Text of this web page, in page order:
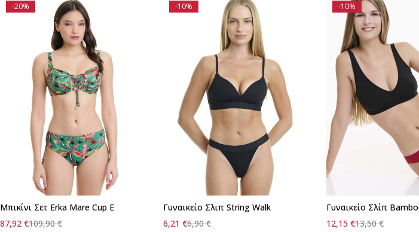
-20%
Γρήγορη προσθήκη στο καλάθι
54
Μπικίνι Σετ Erka Mare Cup E
109,90€
87,92 €
-10%
Γυναικείο Σλιπ String Walk
6,90€
6,21 €
-10%
Γρήγορη προσθήκη
Γυναικείο Σλίπ
13,50€
12,15 €